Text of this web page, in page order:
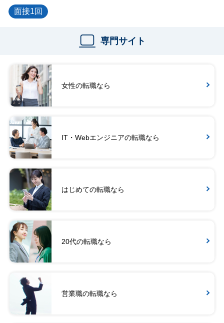
面接1回
専門サイト
女性の転職なら
IT・Webエンジニアの転職なら
はじめての転職なら
20代の転職なら
営業職の転職なら